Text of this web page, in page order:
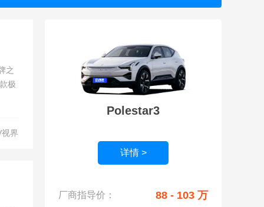
之
极
界
Polestar3
详情 >
厂商指导价： 88 - 103 万